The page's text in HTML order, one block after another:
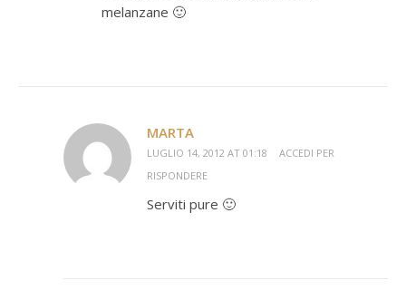
melanzane 🙂
MARTA
LUGLIO 14, 2012 AT 01:18
ACCEDI PER
RISPONDERE
Serviti pure 🙂